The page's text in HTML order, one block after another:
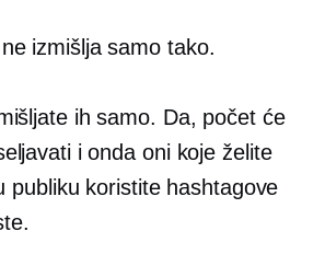
izmišlja samo tako.
ih samo. Da, počet će
i onda oni koje želite
publiku koristite hashtagove